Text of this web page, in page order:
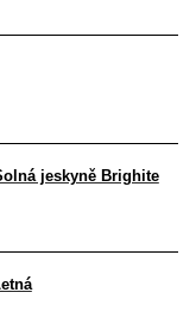
jeskyně Brighite